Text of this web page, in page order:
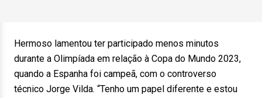
Hermoso lamentou ter participado menos minutos
durante a Olimpíada em relação à Copa do Mundo 2023,
quando a Espanha foi campeã, com o controverso
técnico Jorge Vilda. “Tenho um papel diferente e estou